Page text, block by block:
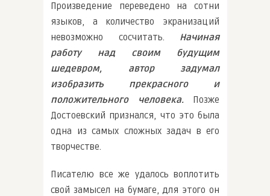
Произведение переведено на сотни
языков, а количество экранизаций
невозможно сосчитать. Начиная
работу над своим будущим
шедевром, автор задумал
изобразить прекрасного и
положительного человека.Позже
Достоевский признался, что это была
одна из самых сложных задач в его
творчестве.
Писателю все же удалось воплотить
свой замысел на бумаге, для этого он